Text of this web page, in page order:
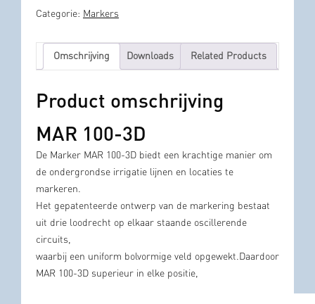
Categorie: Markers
Omschrijving Downloads Related Products
Product omschrijving
MAR 100-3D
De Marker MAR 100-3D biedt een krachtige manier om
de ondergrondse irrigatie lijnen en locaties te
markeren.
Het gepatenteerde ontwerp van de markering bestaat
uit drie loodrecht op elkaar staande oscillerende
circuits,
waarbij een uniform bolvormige veld opgewekt.Daardoor
MAR 100-3D superieur in elke positie,